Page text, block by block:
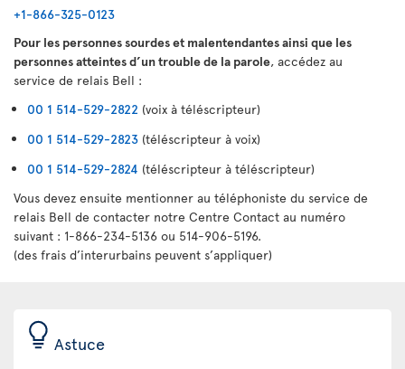
+1-866-325-0123
Pour les personnes sourdes et malentendantes ainsi que les
personnes atteintes d’un trouble de la parole, accédez au
service de relais Bell :
00 1 514-529-2822 (voix à téléscripteur)
00 1 514-529-2823 (téléscripteur à voix)
00 1 514-529-2824 (téléscripteur à téléscripteur)
Vous devez ensuite mentionner au téléphoniste du service de
relais Bell de contacter notre Centre Contact au numéro
suivant : 1-866-234-5136 ou 514-906-5196.
(des frais d’interurbains peuvent s’appliquer)
Astuce